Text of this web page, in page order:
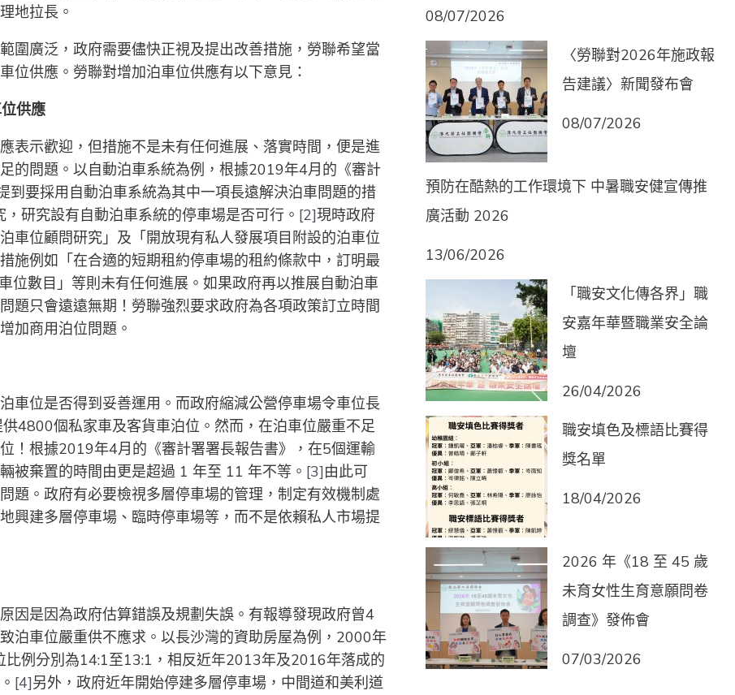
地拉長。
圍廣泛，政府需要儘快正視及提出改善措施，勞聯希望當
位供應。勞聯對增加泊車位供應有以下意見：
供應
表示歡迎，但措施不是未有任何進展、落實時間，便是進
的問題。以自動泊車系統為例，根據2019年4月的《審計
要採用自動泊車系統為其中一項長遠解決泊車問題的措
研究設有自動泊車系統的停車場是否可行。 [2]現時政府
車位顧問研究」及「開放現有私人發展項目附設的泊車位
施例如「在合適的短期租約停車場的租約條款中，訂明最
位數目」等則未有任何進展。如果政府再以推展自動泊車
題只會遠遠無期！勞聯強烈要求政府為各項政策訂立時間
加商用泊位問題。
車位是否得到妥善運用。而政府縮減公營停車場令車位長
4800個私家車及客貨車泊位。然而，在泊車位嚴重不足
！根據2019年4月的《審計署署長報告書》，在5個運輸
被棄置的時間由更是超過 1 年至 11 年不等。 [3]由此可
題。政府有必要檢視多層停車場的管理，制定有效機制處
興建多層停車場、臨時停車場等，而不是依賴私人市場提
因是因為政府估算錯誤及規劃失誤。有報導發現政府曾4
泊車位嚴重供不應求。以長沙灣的資助房屋為例，2000年
例分別為14:1至13:1，相反近年2013年及2016年落成的
[4]另外，政府近年開始停建多層停車場，中間道和美利道
08/07/2026
〈勞聯對2026年施政報
告建議〉新聞發布會
08/07/2026
預防在酷熱的工作環境下 中暑職安健宣傳推
廣活動 2026
13/06/2026
「職安文化傳各界」職
安嘉年華暨職業安全論
壇
26/04/2026
職安填色及標語比賽得
獎名單
18/04/2026
2026 年《18 至 45 歲
未育女性生育意願問卷
調查》發佈會
07/03/2026